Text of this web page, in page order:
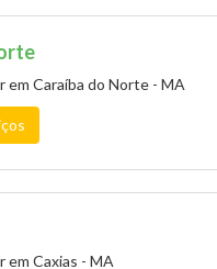
em Caraíba do Norte - MA
em Caxias - MA